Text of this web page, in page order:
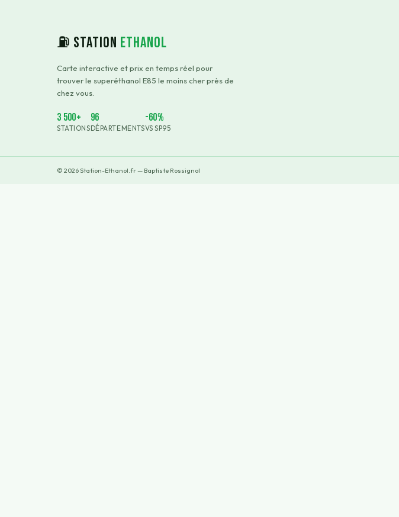
⛽ Station Ethanol
Carte interactive et prix en temps réel pour
trouver le superéthanol E85 le moins cher près de
chez vous.
3 500+
STATIONS
96
DÉPARTEMENTS
-60%
VS SP95
© 2026Station-Ethanol.fr — Baptiste Rossignol